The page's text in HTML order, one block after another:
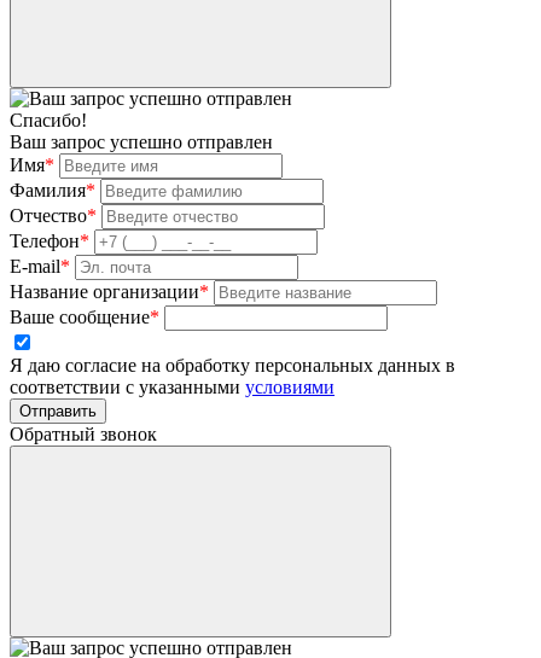
Спасибо!
Ваш запрос успешно отправлен
Имя*
Фамилия*
Отчество*
Телефон*
E-mail*
Название организации*
Ваше сообщение*
Я даю согласие на обработку персональных данных в
соответствии с указанными условиями
Отправить
Обратный звонок